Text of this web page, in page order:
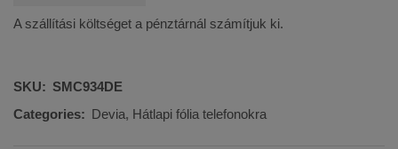
A szállítási költséget a pénztárnál számítjuk ki.
SKU: SMC934DE
Categories: Devia, Hátlapi fólia telefonokra